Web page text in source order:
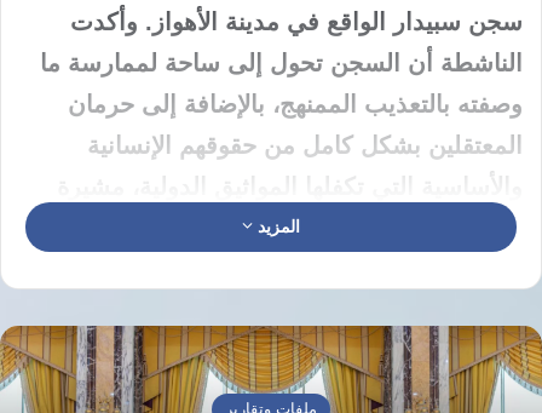
سجن سبيدار الواقع في مدينة الأهواز. وأكدت
الناشطة أن السجن تحول إلى ساحة لممارسة ما
وصفته بالتعذيب الممنهج، بالإضافة إلى حرمان
المعتقلين بشكل كامل من حقوقهم الإنسانية
والأساسية التي تكفلها المواثيق الدولية، مشيرة
إلى أن هذه الإجراءات التعسفية بدأت تتصاعد
تدهور الوضع الإنساني والصحي بشكل عام لجميع
السجناء السياسيين والمعتقلين على خلفية
المزيد
ملفات وتقارير